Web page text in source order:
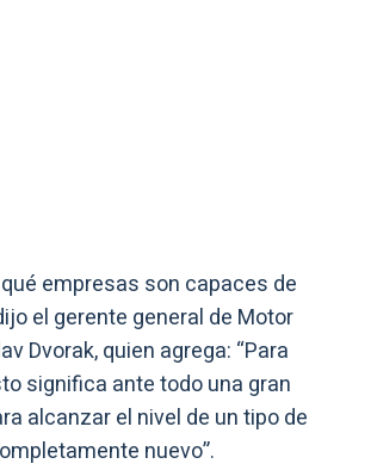
empresas son capaces de
el gerente general de Motor
Dvorak, quien agrega: “Para
significa ante todo una gran
alcanzar el nivel de un tipo de
nuevo”.